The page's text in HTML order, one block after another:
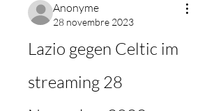
Anonyme
28 novembre 2023
Lazio gegen Celtic im
streaming 28